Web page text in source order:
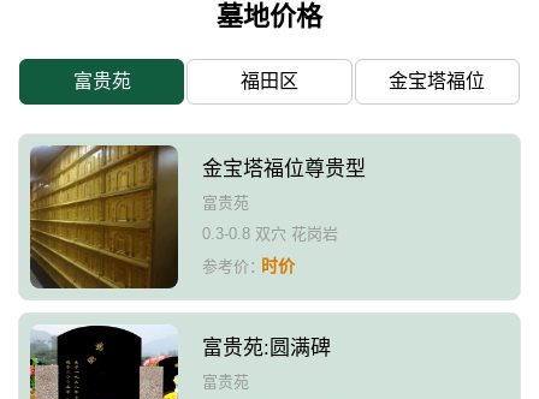
墓地价格
富贵苑 福田区 金宝塔福位
金宝塔福位尊贵型
富贵苑
0.3-0.8 双穴 花岗岩
参考价：时价
富贵苑:圆满碑
富贵苑